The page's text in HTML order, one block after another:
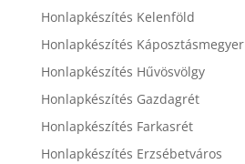
Honlapkészítés Kelenföld
Honlapkészítés Káposztásmegyer
Honlapkészítés Hűvösvölgy
Honlapkészítés Gazdagrét
Honlapkészítés Farkasrét
Honlapkészítés Erzsébetváros